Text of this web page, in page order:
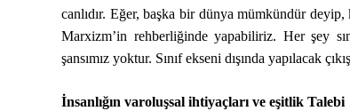
canlıdır. Eğer, başka bir dünya mümkündür
Marxizm’in rehberliğinde yapabiliriz. Her şey
şansımız yoktur. Sınıf ekseni dışında yapılacak
İnsanlığın varoluşsal ihtiyaçları ve eşitlik Talebi